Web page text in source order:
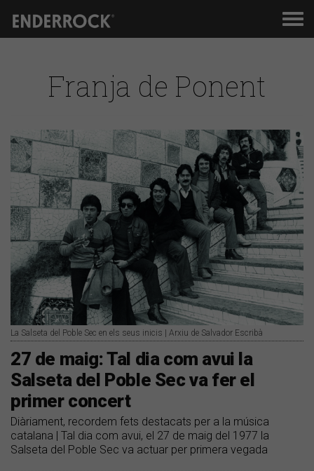
Franja de Ponent
La Salseta del Poble Sec en els seus inicis | Arxiu de Salvador Escribà
27 de maig: Tal dia com avui la
Salseta del Poble Sec va fer el
primer concert
Diàriament, recordem fets destacats per a la música
catalana | Tal dia com avui, el 27 de maig del 1977 la
Salseta del Poble Sec va actuar per primera vegada